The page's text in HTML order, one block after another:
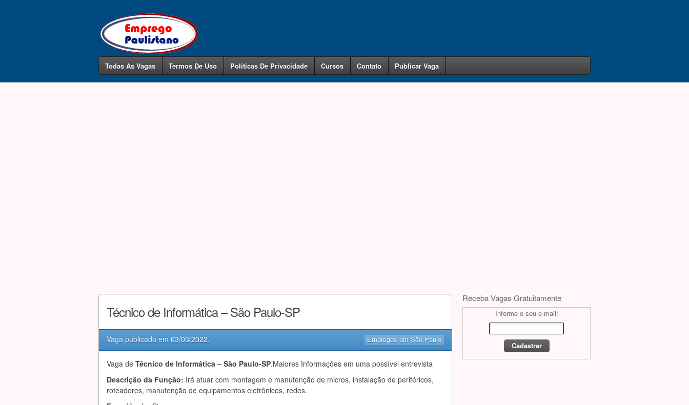
Todas As Vagas Termos De Uso Políticas De Privacidade Cursos Contato Publicar Vaga
Técnico de Informática – São Paulo-SP
Empregos em São Paulo
Vaga publicada em 03/03/2022.
Vaga de Técnico de Informática – São Paulo-SP.Maiores Informações em uma possível entrevista
Descrição da Função: Irá atuar com montagem e manutenção de micros, instalação de periféricos,
roteadores, manutenção de equipamentos eletrônicos, redes.
Receba Vagas Gratuitamente
Informe o seu e-mail: